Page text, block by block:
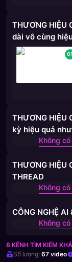
THƯƠNG HIỆU
dài vô cùng
01
THƯƠNG HIỆU
kỳ hiệu quả
Không
THƯƠNG HIỆU
THREAD
Không
CÔNG NGHỆ
Không
8 KÊNH TÌM KIẾM
Số lượng: 67 video